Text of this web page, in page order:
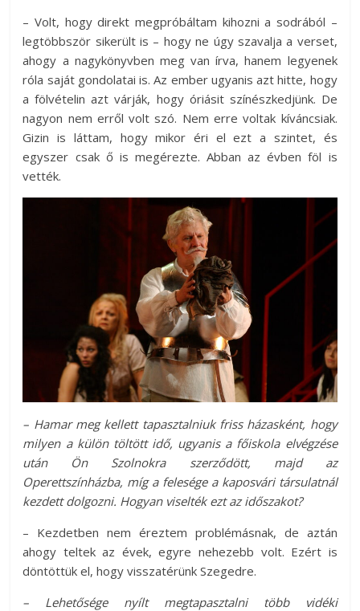
– Volt, hogy direkt megpróbáltam kihozni a sodrából –
legtöbbször sikerült is – hogy ne úgy szavalja a verset,
ahogy a nagykönyvben meg van írva, hanem legyenek
róla saját gondolatai is. Az ember ugyanis azt hitte, hogy
a fölvételin azt várják, hogy óriásit színészkedjünk. De
nagyon nem erről volt szó. Nem erre voltak kíváncsiak.
Gizin is láttam, hogy mikor éri el ezt a szintet, és
egyszer csak ő is megérezte. Abban az évben föl is
vették.
– Hamar meg kellett tapasztalniuk friss házasként, hogy
milyen a külön töltött idő, ugyanis a főiskola elvégzése
után Ön Szolnokra szerződött, majd az
Operettszínházba, míg a felesége a kaposvári társulatnál
kezdett dolgozni. Hogyan viselték ezt az időszakot?
– Kezdetben nem éreztem problémásnak, de aztán
ahogy teltek az évek, egyre nehezebb volt. Ezért is
döntöttük el, hogy visszatérünk Szegedre.
– Lehetősége nyílt megtapasztalni több vidéki